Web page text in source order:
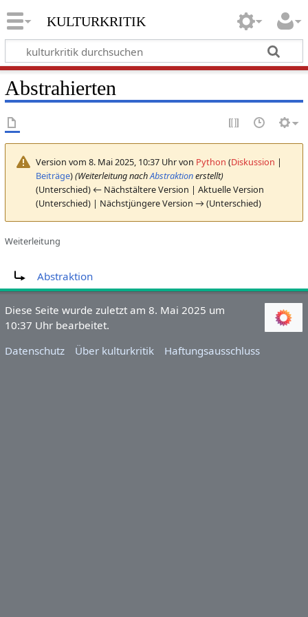
kulturkritik
Abstrahierten
Version vom 8. Mai 2025, 10:37 Uhr von Python (Diskussion |
Beiträge)(Weiterleitung nachAbstraktionerstellt)
(Unterschied) ← Nächstältere Version | Aktuelle Version
(Unterschied) | Nächstjüngere Version → (Unterschied)
Weiterleitung
Abstraktion
Diese Seite wurde zuletzt am 8. Mai 2025 um
10:37 Uhr bearbeitet.
Datenschutz
Über kulturkritik Haftungsausschluss